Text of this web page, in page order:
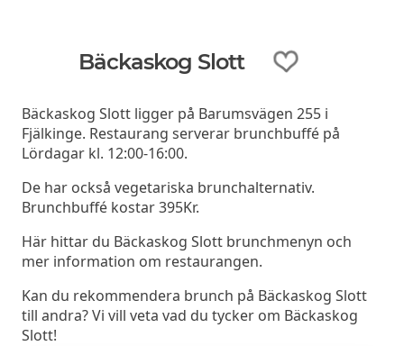
Bäckaskog Slott
Bäckaskog Slott ligger på Barumsvägen 255 i
Fjälkinge. Restaurang serverar brunchbuffé på
Lördagar kl. 12:00-16:00.
De har också vegetariska brunchalternativ.
Brunchbuffé kostar 395Kr.
Här hittar du Bäckaskog Slott brunchmenyn och
mer information om restaurangen.
Kan du rekommendera brunch på Bäckaskog Slott
till andra? Vi vill veta vad du tycker om Bäckaskog
Slott!